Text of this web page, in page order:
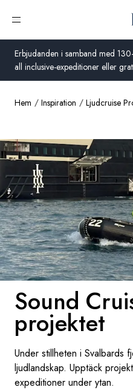
Erbjudanden i samband med
all inclusive-expeditioner eller
Öppna meny
Sverige
Storbritannien
USA
Tyskland
Schweiz
Frankrike
Sverige
Danmark
Norge
Global
Hem Inspiration Ljudcruise
Sound
projektet
Under stillheten i Svalbards
ljudlandskap. Upptäck
expeditioner under ytan.